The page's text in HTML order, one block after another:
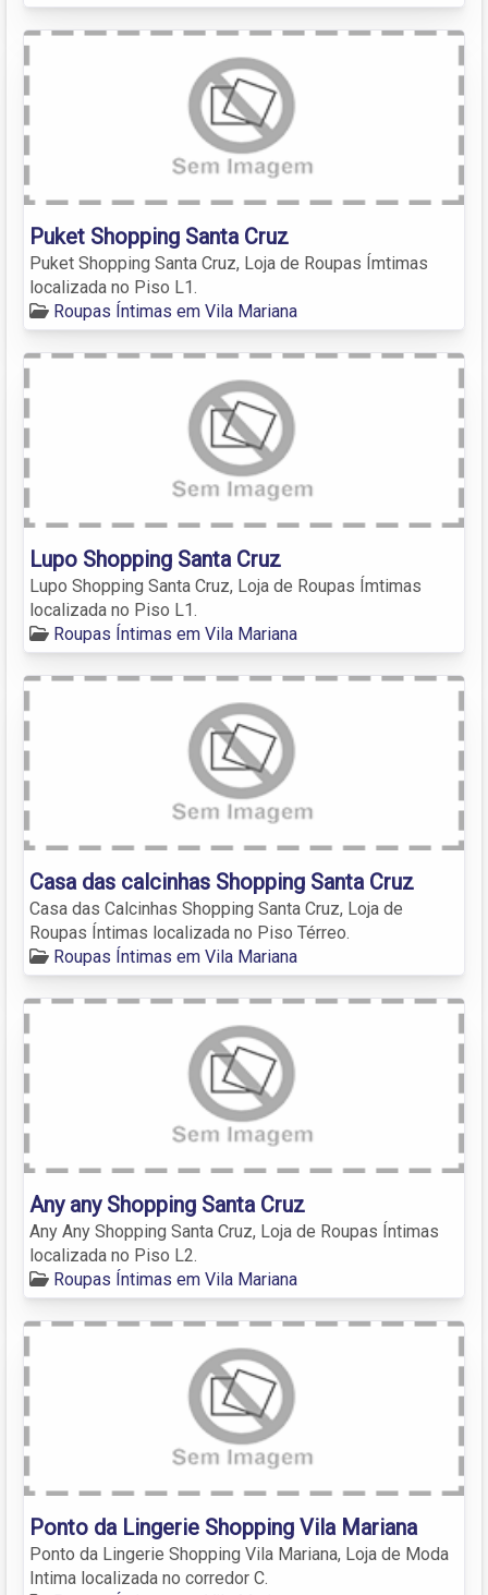
Puket Shopping Santa Cruz
Puket Shopping Santa Cruz, Loja de Roupas Ímtimas
localizada no Piso L1.
Roupas Íntimas em Vila Mariana
Lupo Shopping Santa Cruz
Lupo Shopping Santa Cruz, Loja de Roupas Ímtimas
localizada no Piso L1.
Roupas Íntimas em Vila Mariana
Casa das calcinhas Shopping Santa Cruz
Casa das Calcinhas Shopping Santa Cruz, Loja de
Roupas Íntimas localizada no Piso Térreo.
Roupas Íntimas em Vila Mariana
Any any Shopping Santa Cruz
Any Any Shopping Santa Cruz, Loja de Roupas Íntimas
localizada no Piso L2.
Roupas Íntimas em Vila Mariana
Ponto da Lingerie Shopping Vila Mariana
Ponto da Lingerie Shopping Vila Mariana, Loja de Moda
Intima localizada no corredor C.